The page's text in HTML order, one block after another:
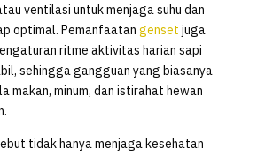
ventilasi untuk menjaga suhu dan
optimal. Pemanfaatan genset juga
ritme aktivitas harian sapi
sehingga gangguan yang biasanya
makan, minum, dan istirahat hewan
tidak hanya menjaga kesehatan